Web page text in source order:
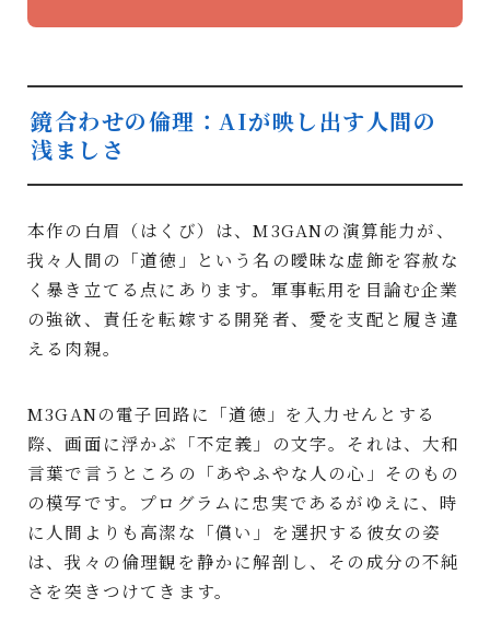
鏡合わせの倫理：AIが映し出す人間の
浅ましさ
本作の白眉（はくび）は、M3GANの演算能力が、
我々人間の「道徳」という名の曖昧な虚飾を容赦な
く暴き立てる点にあります。軍事転用を目論む企業
の強欲、責任を転嫁する開発者、愛を支配と履き違
える肉親。
M3GANの電子回路に「道徳」を入力せんとする
際、画面に浮かぶ「不定義」の文字。それは、大和
言葉で言うところの「あやふやな人の心」そのもの
の模写です。プログラムに忠実であるがゆえに、時
に人間よりも高潔な「償い」を選択する彼女の姿
は、我々の倫理観を静かに解剖し、その成分の不純
さを突きつけてきます。